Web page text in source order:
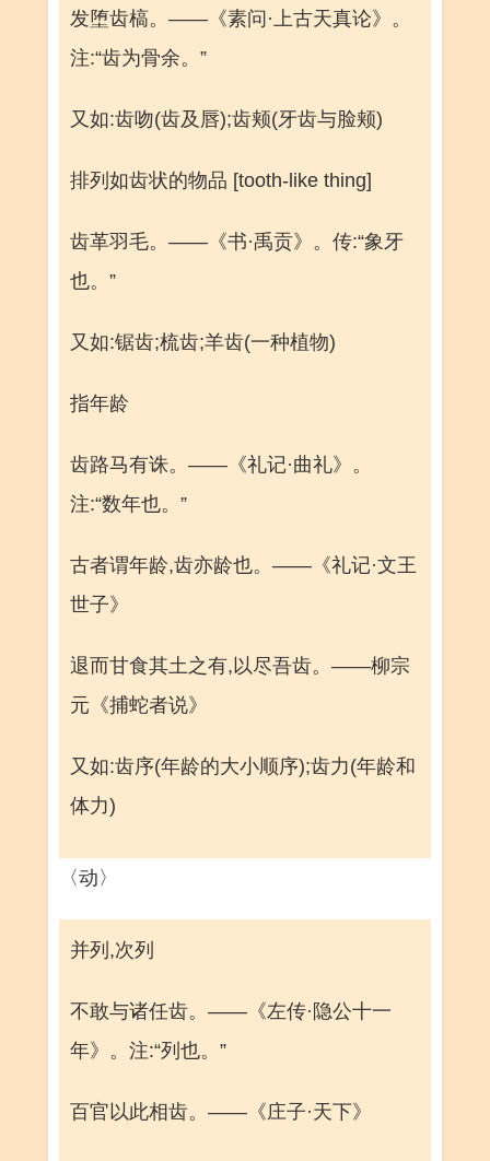
发堕齿槁。——《素问·上古天真论》。
注:“齿为骨余。”
又如:齿吻(齿及唇);齿颊(牙齿与脸颊)
排列如齿状的物品 [tooth-like thing]
齿革羽毛。——《书·禹贡》。传:“象牙
也。”
又如:锯齿;梳齿;羊齿(一种植物)
指年龄
齿路马有诛。——《礼记·曲礼》。
注:“数年也。”
古者谓年龄,齿亦龄也。——《礼记·文王
世子》
退而甘食其土之有,以尽吾齿。——柳宗
元《捕蛇者说》
又如:齿序(年龄的大小顺序);齿力(年龄和
体力)
〈动〉
并列,次列
不敢与诸任齿。——《左传·隐公十一
年》。注:“列也。”
百官以此相齿。——《庄子·天下》